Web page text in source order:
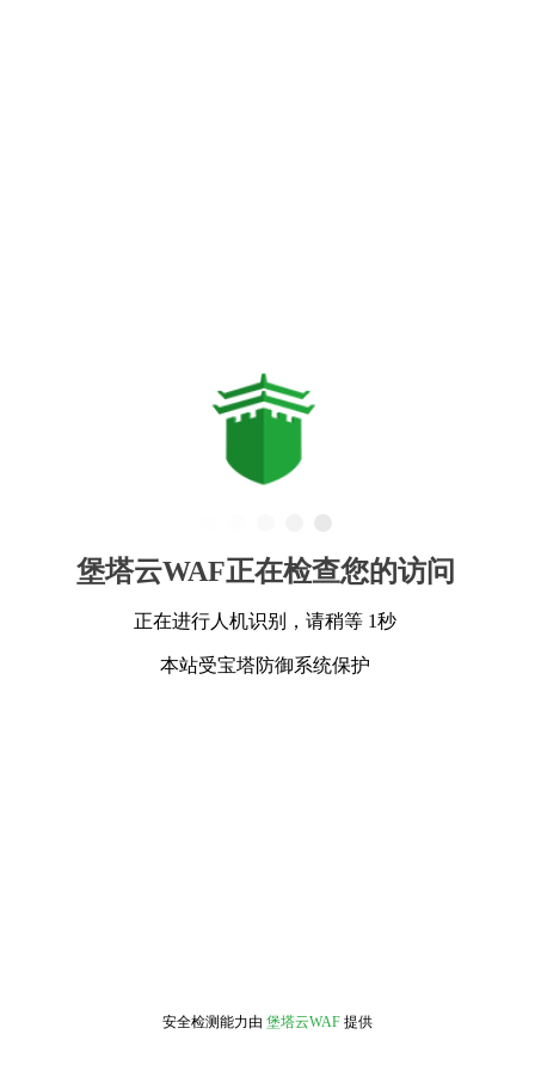
堡塔云WAF正在检查您的访问
正在进行人机识别，请稍等 1秒
本站受宝塔防御系统保护
安全检测能力由 堡塔云WAF 提供